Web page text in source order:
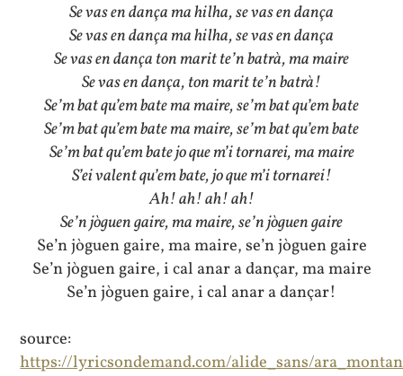
Se vas en dança ma hilha, se vas en dança
Se vas en dança ma hilha, se vas en dança
Se vas en dança ton marit te’n batrà, ma maire
Se vas en dança, ton marit te’n batrà!
Se’m bat qu’em bate ma maire, se’m bat qu’em bate
Se’m bat qu’em bate ma maire, se’m bat qu’em bate
Se’m bat qu’em bate jo que m’i tornarei, ma maire
S’ei valent qu’em bate, jo que m’i tornarei!
Ah! ah! ah! ah!
Se’n jòguen gaire, ma maire, se’n jòguen gaire
Se’n jòguen gaire, ma maire, se’n jòguen gaire
Se’n jòguen gaire, i cal anar a dançar, ma maire
Se’n jòguen gaire, i cal anar a dançar!
source:
https://lyricsondemand.com/alide_sans/